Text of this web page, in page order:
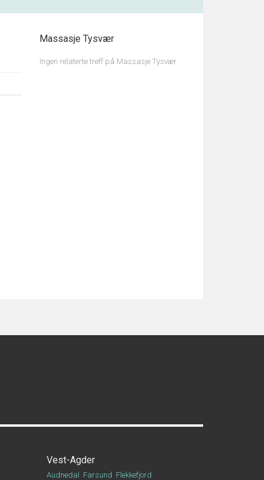
Massasje Tysvær
Ingen relaterte treff på Massasje Tysvær
Vest-Agder
Audnedal Farsund Flekkefjord